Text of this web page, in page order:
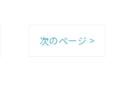
次のページ >